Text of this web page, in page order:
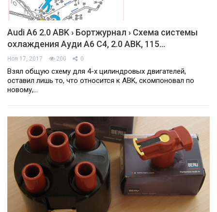
Audi A6 2.0 ABK › Бортжурнал › Схема системы
охлаждения Ауди А6 С4, 2.0 ABK, 115…
Ноя 17, 2017 200 0
Взял общую схему для 4-х цилиндровых двигателей,
оставил лишь то, что относится к ABK, скомпоновал по
новому,…